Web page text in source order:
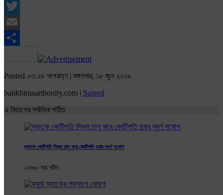
Facebook
Twitter
Email
Share
Posted ০৩:২৮ অপরাহ্ণ | মঙ্গলবার, ১৮ জুন ২০১৯
bankbimaarthonity.com | Sajeed
এ বিভাগের সর্বাধিক পঠিত
ব্যাংকে কোটিপতি স্কিম চালু করে কোটিপতি হবার সুবর্ণ ‍সুযোগ
২২৬৬০ বার পঠিত